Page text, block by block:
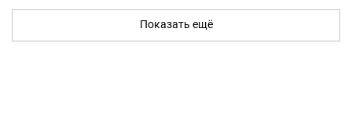
Показать ещё